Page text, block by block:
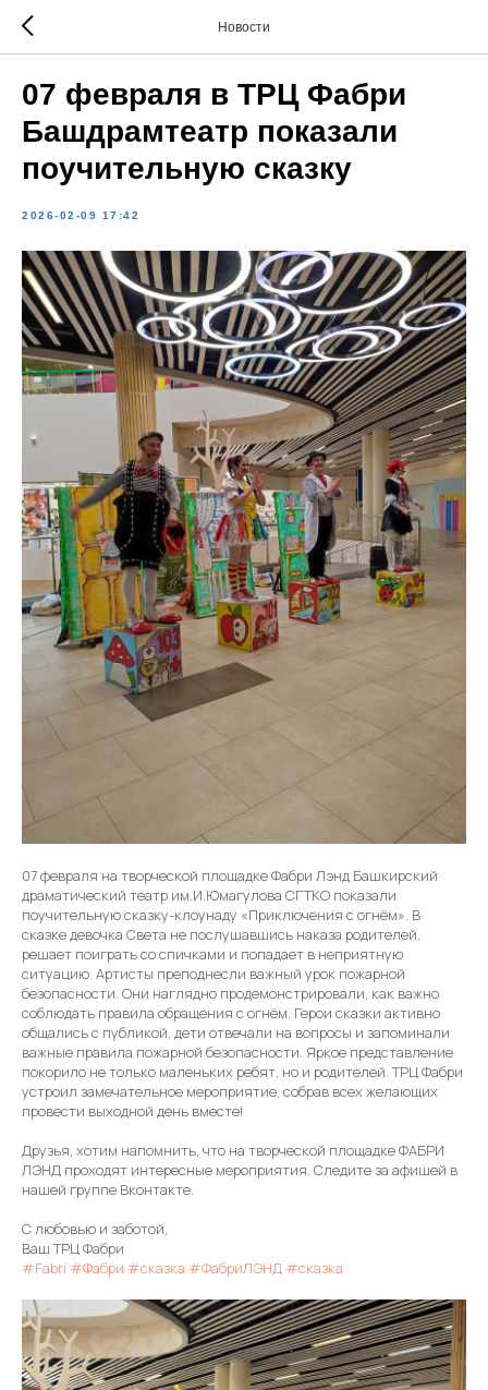
Новости
07 февраля в ТРЦ Фабри
Башдрамтеатр показали
поучительную сказку
2026-02-09 17:42
07 февраля на творческой площадке Фабри Лэнд Башкирский
драматический театр им.И.Юмагулова СГТКО показали
поучительную сказку-клоунаду «Приключения с огнём». В
сказке девочка Света не послушавшись наказа родителей,
решает поиграть со спичками и попадает в неприятную
ситуацию. Артисты преподнесли важный урок пожарной
безопасности. Они наглядно продемонстрировали, как важно
соблюдать правила обращения с огнём. Герои сказки активно
общались с публикой, дети отвечали на вопросы и запоминали
важные правила пожарной безопасности. Яркое представление
покорило не только маленьких ребят, но и родителей. ТРЦ Фабри
устроил замечательное мероприятие, собрав всех желающих
провести выходной день вместе!
Друзья, хотим напомнить, что на творческой площадке ФАБРИ
ЛЭНД проходят интересные мероприятия. Следите за афишей в
нашей группе Вконтакте.
С любовью и заботой,
Ваш ТРЦ Фабри
#Fabri #Фабри #сказка #ФабриЛЭНД #сказка